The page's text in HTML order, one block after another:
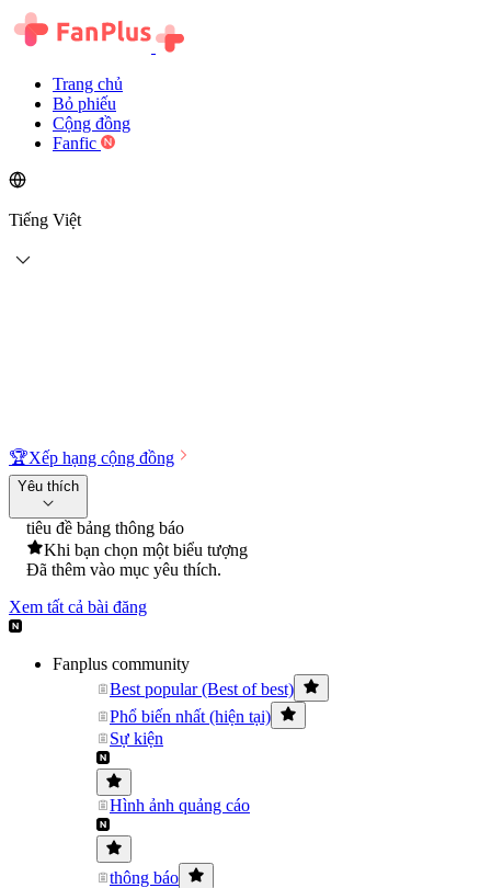
Trang chủ
Bỏ phiếu
Cộng đồng
Fanfic
Tiếng Việt
🏆Xếp hạng cộng đồng
Yêu thích
tiêu đề bảng thông báo
Khi bạn chọn một biểu tượng
Đã thêm vào mục yêu thích.
Xem tất cả bài đăng
Fanplus community
Best popular (Best of best)
Phổ biến nhất (hiện tại)
Sự kiện
Hình ảnh quảng cáo
thông báo